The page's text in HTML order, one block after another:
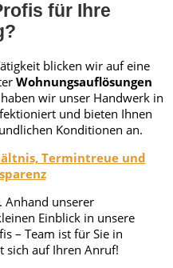
für Ihre
blicken wir auf eine
Wohnungsauflösungen
wir unser Handwerk in
und bieten Ihnen
Konditionen an.
Termintreue und
Anhand unserer
Einblick in unsere
– Team ist für Sie in
sich auf Ihren Anruf!